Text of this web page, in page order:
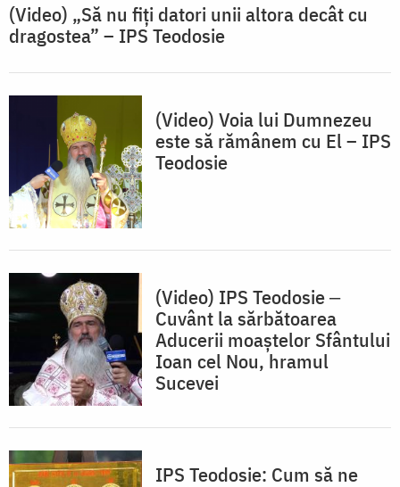
(Video) „Să nu fiți datori unii altora decât cu
dragostea” – IPS Teodosie
(Video) Voia lui Dumnezeu
este să rămânem cu El – IPS
Teodosie
(Video) IPS Teodosie ‒
Cuvânt la sărbătoarea
Aducerii moaștelor Sfântului
Ioan cel Nou, hramul
Sucevei
IPS Teodosie: Cum să ne